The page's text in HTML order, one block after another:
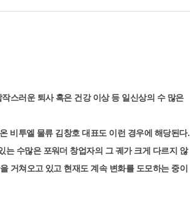
스러운 퇴사 혹은 건강 이상 등 일신상의 수 많은
비투엘 물류 김창호 대표도 이런 경우에 해당된다.
는 수많은 포워더 창업자의 그 궤가 크게 다르지 않
거쳐오고 있고 현재도 계속 변화를 도모하는 중이